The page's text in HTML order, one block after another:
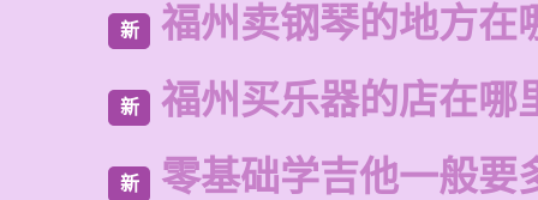
新 福州卖钢琴的地方在
新 福州买乐器的店在哪
新 零基础学吉他一般要